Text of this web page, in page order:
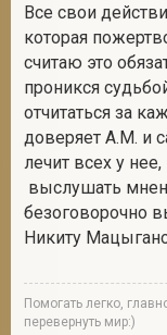
Все свои
которая
считаю это
проникся
отчитаться за
доверяет А.М. и
лечит всех у
выслушать
безоговорочно
Никиту
Помогать легко,
перевернуть мир:)